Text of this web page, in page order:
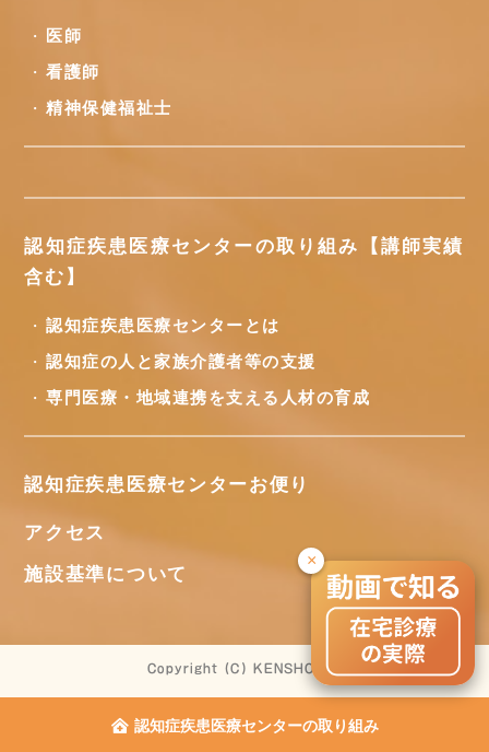
認知症疾患医療センターの取り組み
×
医師
看護師
精神保健福祉士
認知症疾患医療センターの取り組み【講師実績
含む】
認知症疾患医療センターとは
認知症の人と家族介護者等の支援
専門医療・地域連携を支える人材の育成
認知症疾患医療センターお便り
アクセス
施設基準について
Copyright (C) KENSHOKAI